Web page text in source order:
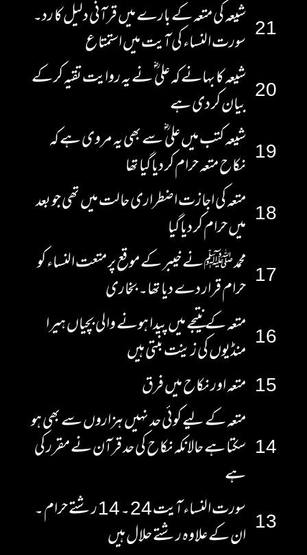
21 شیعہ کی متعہ کے بارے میں قرآنی دلیل کا رد۔
سورت النساء کی آیت میں استمتاع
20 شیعہ کا بہانے کہ علی ؓ نے یہ روایت تقیہ کر کے
بیان کر دی ہے
19 شیعہ کتب میں علی ؓ سے بھی یہ مروی ہے کہ
نکاح متعہ حرام کر دیا گیا تھا
18 متعہ کی اجازت اضطراری حالت میں تھی جو بعد
میں حرام کر دیا گیا
17 محمد ﷺ نے خیبر کے موقع پر متعت النساء کو
حرام قرار دے دیا تھا۔ بخاری
16 متعہ کے نتیجے میں پیدا ہونے والی بچیاں ہیرا
منڈیوں کی زینت بنتی ہیں
15 متعہ اور نکاح میں فرق
14
متعہ کے لیے کوئی حد نہیں ہزاروں سے بھی ہو
سکتا ہے حالانکہ نکاح کی حد قرآن نے مقرر کی
ہے
13
سورت النساء آیت 24 ۔ 14 رشتے حرام ۔
ان کے علاوہ رشتے حلال ہیں